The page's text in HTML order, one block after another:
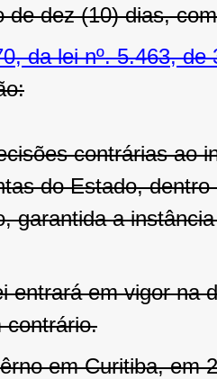
de dez (10) dias,
da lei nº. 5.463,
contrárias ao
do Estado,
garantida a
entrará em vigor na
contrário.
em Curitiba, em